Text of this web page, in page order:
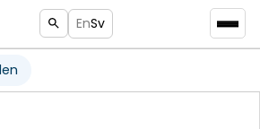
EnSv